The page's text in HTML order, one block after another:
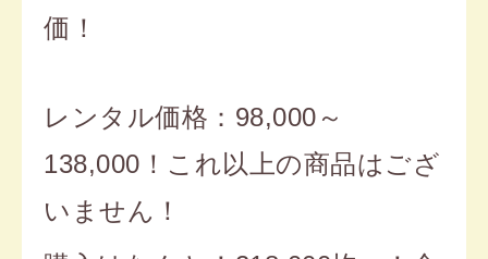
価！
レンタル価格：98,000～
138,000！これ以上の商品はござ
いません！